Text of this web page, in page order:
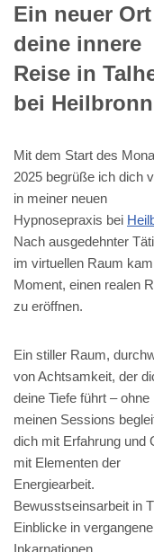
Ein neuer
deine innere
Reise in
bei Heilbronn
Mit dem Start des
2025 begrüße ich dich
in meiner neuen
Hypnosepraxis bei
Nach ausgedehnter
im virtuellen Raum
Moment, einen realen
zu eröffnen.
Ein stiller Raum,
von Achtsamkeit, der
deine Tiefe führt – ohne
meinen Sessions
dich mit Erfahrung und
mit Elementen der
Energiearbeit.
Bewusstseinsarbeit in
Einblicke in vergangene
Inkarnationen,